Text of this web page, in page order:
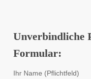
Unverbindliche
Formular:
Ihr Name (Pflichtfeld)